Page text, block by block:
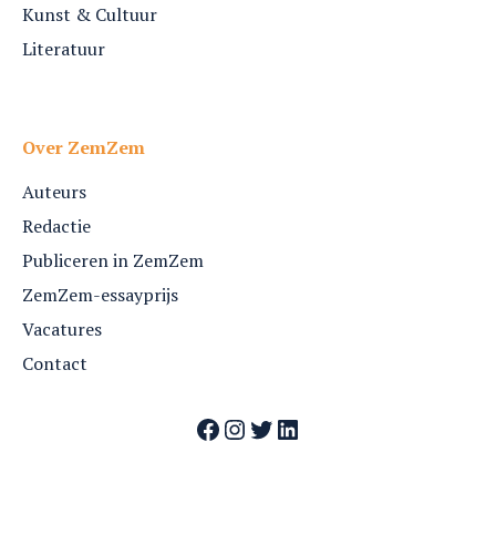
Kunst & Cultuur
Literatuur
Over ZemZem
Auteurs
Redactie
Publiceren in ZemZem
ZemZem-essayprijs
Vacatures
Contact
Facebook
Instagram
Twitter
LinkedIn